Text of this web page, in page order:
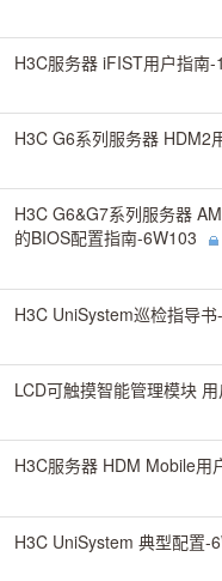
H3C服务器 iFIST用户指南-
H3C G6系列服务器 HDM2
H3C G6&G7系列服务器
的BIOS配置指南-6W103
H3C UniSystem巡检指导
LCD可触摸智能管理模块
H3C服务器 HDM Mobile用
H3C UniSystem 典型配置-